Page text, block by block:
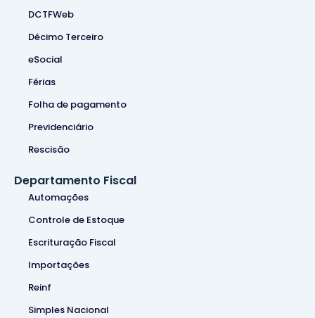
DCTFWeb
Décimo Terceiro
eSocial
Férias
Folha de pagamento
Previdenciário
Rescisão
Departamento Fiscal
Automações
Controle de Estoque
Escrituração Fiscal
Importações
Reinf
Simples Nacional